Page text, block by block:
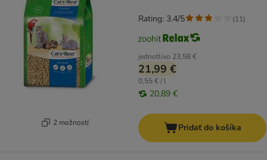
2 možností
jednotlivo 23,58 €
21,99 €
0,55 € / l
20,89 €
Rating: 3.4/5 (11)
Pridať do košíka